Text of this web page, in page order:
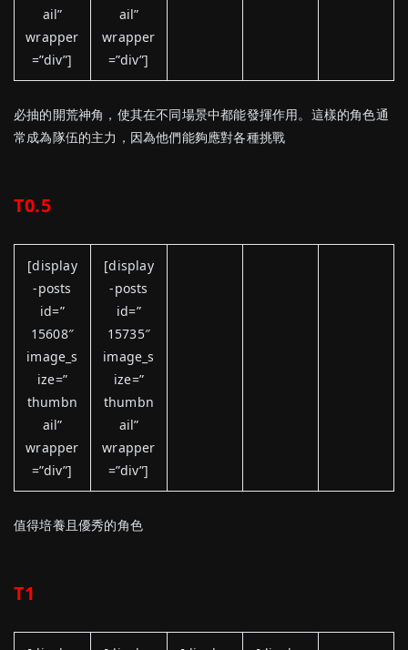
ail”
wrapper
=”div”]
ail”
wrapper
=”div”]
必抽的開荒神角，使其在不同場景中都能發揮作用。這樣的角色通
常成為隊伍的主力，因為他們能夠應對各種挑戰
T0.5
[display
-posts
id=”
15608″
image_s
ize=”
thumbn
ail”
wrapper
=”div”]
[display
-posts
id=”
15735″
image_s
ize=”
thumbn
ail”
wrapper
=”div”]
值得培養且優秀的角色
T1